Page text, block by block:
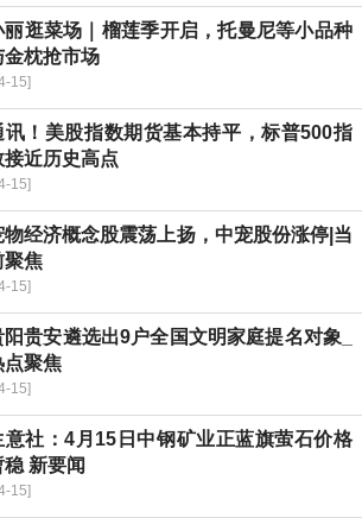
丽逛菜场｜榴莲季开启，托曼尼等小品种
金枕抢市场
15]
讯！美股指数期货基本持平，标普500指
接近历史高点
15]
物经济概念股震荡上扬，中宠股份涨停|当
聚焦
15]
阳贵安遴选出9户全国文明家庭提名对象_
点聚焦
15]
意社：4月15日中钢矿业正蓝旗萤石价格
稳 新要闻
15]